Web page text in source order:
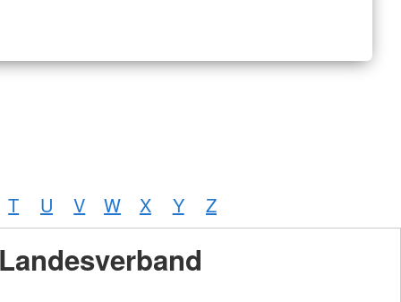
T U V W X Y Z